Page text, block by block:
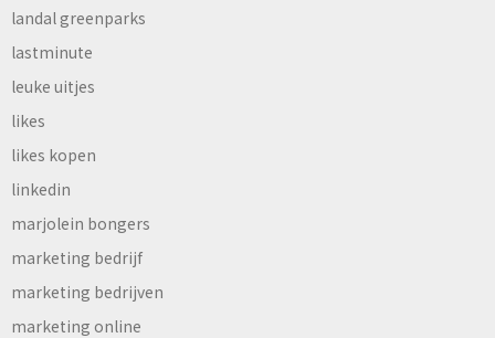
landal greenparks
lastminute
leuke uitjes
likes
likes kopen
linkedin
marjolein bongers
marketing bedrijf
marketing bedrijven
marketing online